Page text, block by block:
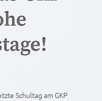
Schultag am GKP